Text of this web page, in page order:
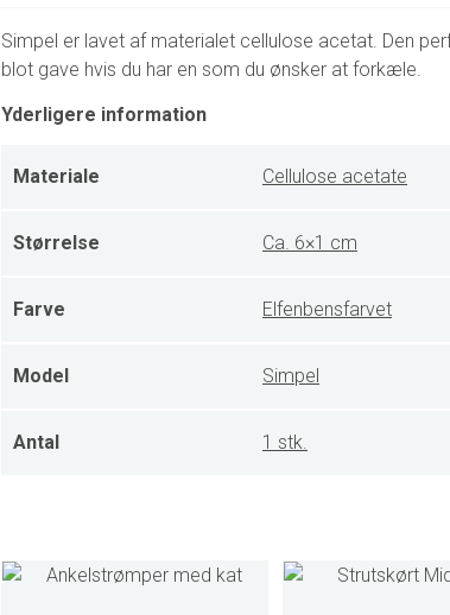
Simpel er lavet af materialet cellulose acetat. Den
blot gave hvis du har en som du ønsker at forkæle.
Yderligere information
Materiale Cellulose acetate
Størrelse Ca. 6×1 cm
Farve Elfenbensfarvet
Model Simpel
Antal 1 stk.